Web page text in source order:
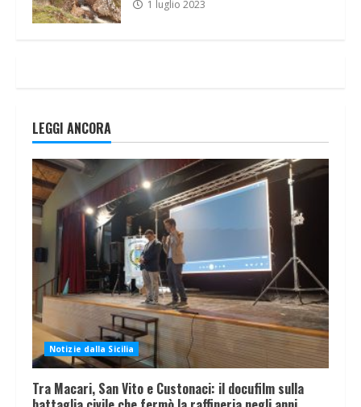
1 luglio 2023
LEGGI ANCORA
Notizie dalla Sicilia
Tra Macari, San Vito e Custonaci: il docufilm sulla